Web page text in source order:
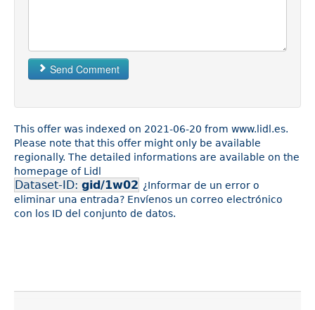
Send Comment
This offer was indexed on 2021-06-20 from www.lidl.es.
Please note that this offer might only be available
regionally. The detailed informations are available on the
homepage of Lidl
Dataset-ID: gid/1w02 ¿Informar de un error o
eliminar una entrada? Envíenos un correo electrónico
con los ID del conjunto de datos.